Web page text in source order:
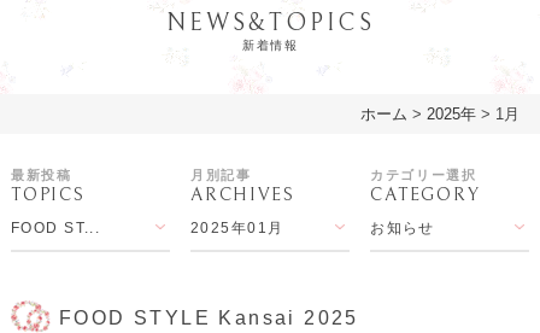
DAMASK ROSE
PRODUCTS 商品紹介
LESSON
NEWS&TOPICS
新着情報
ホーム >2025年 > 1月
最新投稿
TOPICS
FOOD ST...
月別記事
ARCHIVES
2025年01月
カテゴリー選択
CATEGORY
お知らせ
FOOD STYLE Kansai 2025